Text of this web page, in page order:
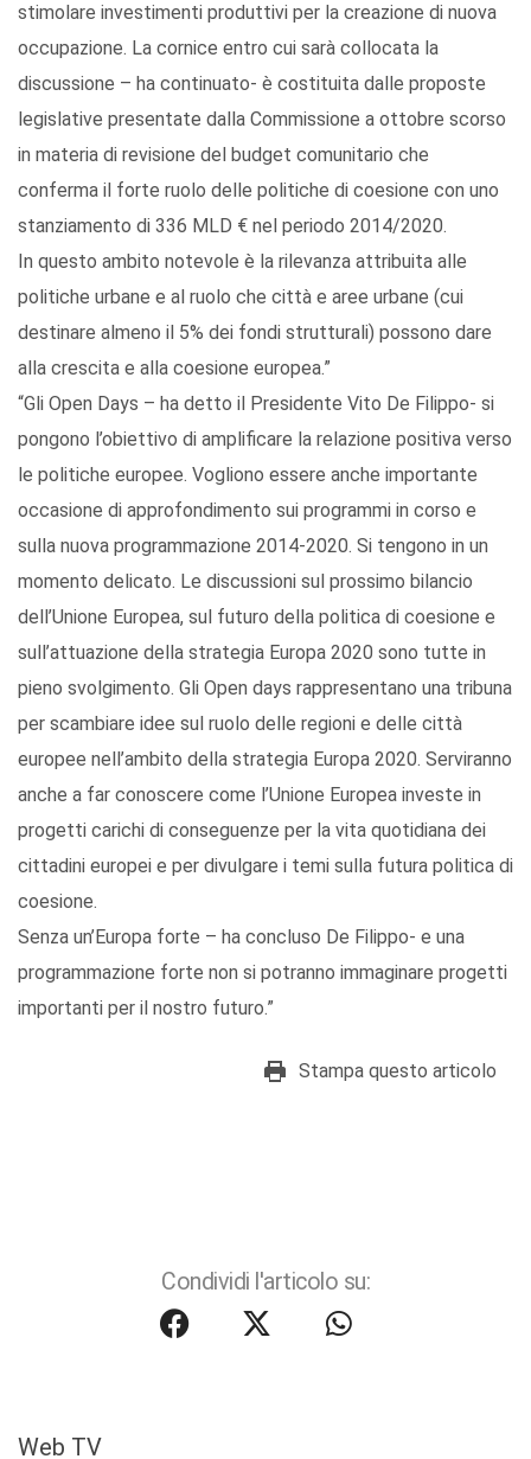
stimolare investimenti produttivi per la creazione di nuova
occupazione. La cornice entro cui sarà collocata la
discussione – ha continuato- è costituita dalle proposte
legislative presentate dalla Commissione a ottobre scorso
in materia di revisione del budget comunitario che
conferma il forte ruolo delle politiche di coesione con uno
stanziamento di 336 MLD € nel periodo 2014/2020.
In questo ambito notevole è la rilevanza attribuita alle
politiche urbane e al ruolo che città e aree urbane (cui
destinare almeno il 5% dei fondi strutturali) possono dare
alla crescita e alla coesione europea.”
“Gli Open Days – ha detto il Presidente Vito De Filippo- si
pongono l’obiettivo di amplificare la relazione positiva verso
le politiche europee. Vogliono essere anche importante
occasione di approfondimento sui programmi in corso e
sulla nuova programmazione 2014-2020. Si tengono in un
momento delicato. Le discussioni sul prossimo bilancio
dell’Unione Europea, sul futuro della politica di coesione e
sull’attuazione della strategia Europa 2020 sono tutte in
pieno svolgimento. Gli Open days rappresentano una tribuna
per scambiare idee sul ruolo delle regioni e delle città
europee nell’ambito della strategia Europa 2020. Serviranno
anche a far conoscere come l’Unione Europea investe in
progetti carichi di conseguenze per la vita quotidiana dei
cittadini europei e per divulgare i temi sulla futura politica di
coesione.
Senza un’Europa forte – ha concluso De Filippo- e una
programmazione forte non si potranno immaginare progetti
importanti per il nostro futuro.”
Stampa questo articolo
Condividi l'articolo su:
Web TV